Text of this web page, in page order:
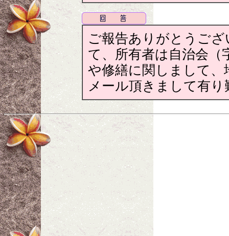
ご報告ありがとうご
て、所有者は自治会（
や修繕に関しまして、
メール頂きまして有